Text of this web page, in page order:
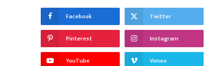
Facebook Twitter
Pinterest Instagram
YouTube Vimeo